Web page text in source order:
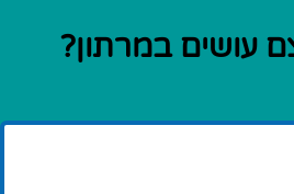
עושים במרתון?